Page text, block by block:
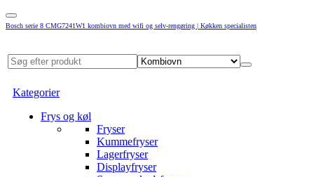
Bosch serie 8 CMG7241W1 kombiovn med wifi og selv-rengøring | Køkken specialisten
Kategorier
Frys og køl
Fryser
Kummefryser
Lagerfryser
Displayfryser